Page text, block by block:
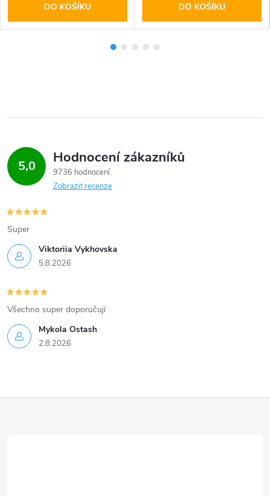
DO KOŠÍKU DO KOŠÍKU
5,0 Hodnocení zákazníků
9736 hodnocení
Zobrazit recenze
Viktoriia Vykhovska
5.8.2026
Super
Mykola Ostash
2.8.2026
Všechno super doporučuji